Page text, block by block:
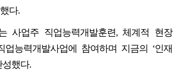
다.
사업주 직업능력개발훈련, 체계적 현장
능력개발사업에 참여하며 지금의 ‘인재
성했다.